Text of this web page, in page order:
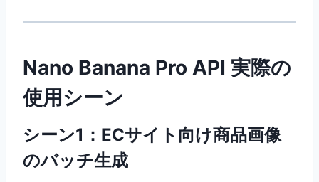
Nano Banana Pro API 実際の
使用シーン
シーン1：ECサイト向け商品画像
のバッチ生成